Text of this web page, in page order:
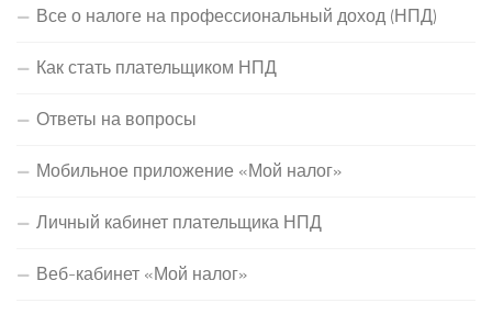
Все о налоге на профессиональный доход (НПД)
Как стать плательщиком НПД
Ответы на вопросы
Мобильное приложение «Мой налог»
Личный кабинет плательщика НПД
Веб-кабинет «Мой налог»